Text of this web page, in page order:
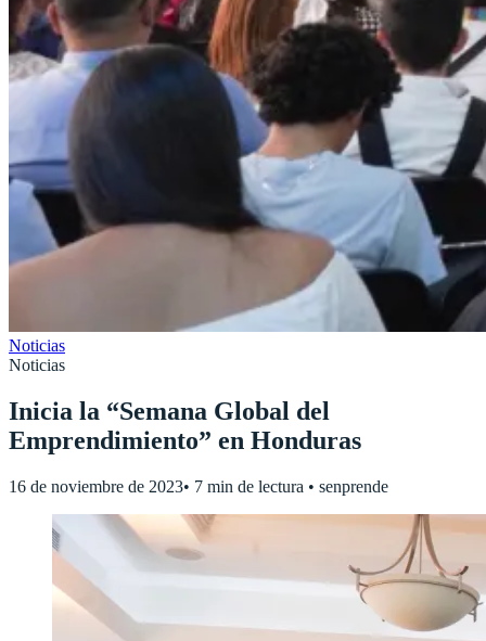
Noticias
Noticias
Inicia la “Semana Global del
Emprendimiento” en Honduras
16 de noviembre de 2023• 7 min de lectura • senprende